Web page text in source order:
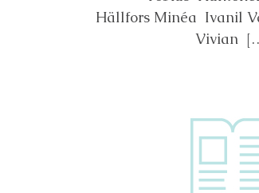
Hällfors Minéa Ivanil
Vivian